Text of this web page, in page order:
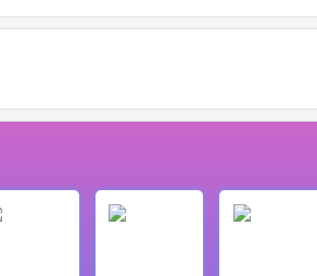
最新版为用户们提供良好优质的
都能在软件中获取最好，最舒适的
的短视频素材库移动软件，该软
视频素材。
软件更新